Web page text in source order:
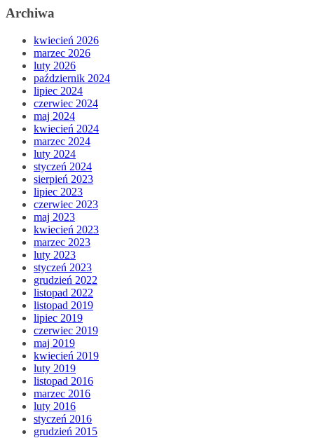
Archiwa
kwiecień 2026
marzec 2026
luty 2026
październik 2024
lipiec 2024
czerwiec 2024
maj 2024
kwiecień 2024
marzec 2024
luty 2024
styczeń 2024
sierpień 2023
lipiec 2023
czerwiec 2023
maj 2023
kwiecień 2023
marzec 2023
luty 2023
styczeń 2023
grudzień 2022
listopad 2022
listopad 2019
lipiec 2019
czerwiec 2019
maj 2019
kwiecień 2019
luty 2019
listopad 2016
marzec 2016
luty 2016
styczeń 2016
grudzień 2015